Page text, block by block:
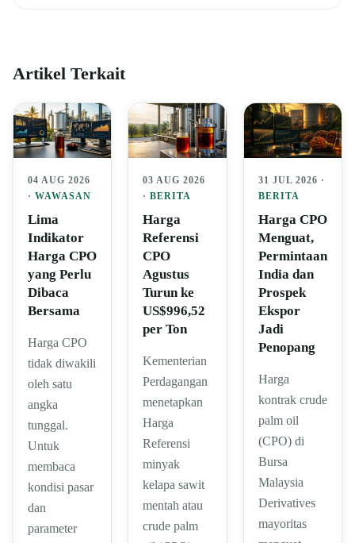
Artikel Terkait
04 AUG 2026
· WAWASAN
Lima
Indikator
Harga CPO
yang Perlu
Dibaca
Bersama
Harga CPO
tidak diwakili
oleh satu
angka
tunggal.
Untuk
membaca
kondisi pasar
dan
parameter
03 AUG 2026
·BERITA
Harga
Referensi
CPO
Agustus
Turun ke
US$996,52
per Ton
Kementerian
Perdagangan
menetapkan
Harga
Referensi
minyak
kelapa sawit
mentah atau
crude palm
31 JUL 2026 ·
BERITA
Harga CPO
Menguat,
Permintaan
India dan
Prospek
Ekspor
Jadi
Penopang
Harga
kontrak crude
palm oil
(CPO) di
Bursa
Malaysia
Derivatives
mayoritas